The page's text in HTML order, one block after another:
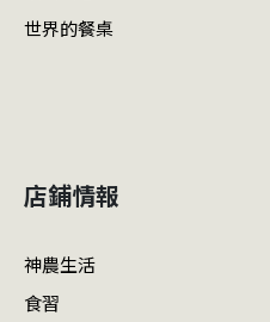
世界的餐桌
店鋪情報
神農生活
食習